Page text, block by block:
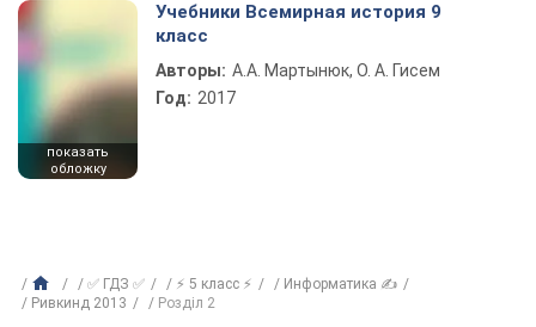
показать
обложку
Учебники Всемирная история 9
класс
Авторы: А.А. Мартынюк, О. А. Гисем
Год: 2017
✅ ГДЗ ✅ ⚡ 5 класс ⚡
Информатика ✍
Ривкинд 2013
Розділ 2